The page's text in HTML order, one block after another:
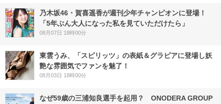
乃木坂46・賀喜遥香が週刊少年チャンピオンに登場！
「5年ぶん大人になった私を見ていただけたら」
08月07日 18時00分
東雲うみ、「スピリッツ」の表紙＆グラビアに登場し妖
艶な雰囲気でファンを魅了！
08月03日 18時00分
なぜ59歳の三浦知良選手を起用？ ONODERA GROUP